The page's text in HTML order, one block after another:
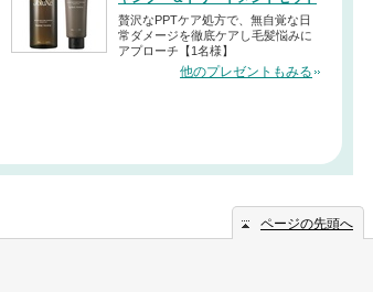
贅沢なPPTケア処方で、無自覚な日
常ダメージを徹底ケアし毛髪悩みに
アプローチ【1名様】
他のプレゼントもみる
ページの先頭へ